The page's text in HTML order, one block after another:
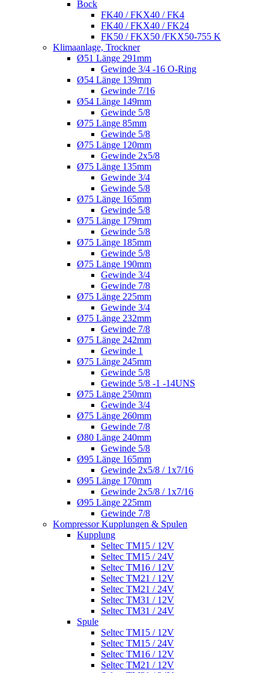
Bock
FK40 / FKX40 / FK4
FK40 / FKX40 / FK24
FK50 / FKX50 /FKX50-755 K
Klimaanlage, Trockner
Ø51 Länge 291mm
Gewinde 3/4 -16 O-Ring
Ø54 Länge 139mm
Gewinde 7/16
Ø54 Länge 149mm
Gewinde 5/8
Ø75 Länge 85mm
Gewinde 5/8
Ø75 Länge 120mm
Gewinde 2x5/8
Ø75 Länge 135mm
Gewinde 3/4
Gewinde 5/8
Ø75 Länge 165mm
Gewinde 5/8
Ø75 Länge 179mm
Gewinde 5/8
Ø75 Länge 185mm
Gewinde 5/8
Ø75 Länge 190mm
Gewinde 3/4
Gewinde 7/8
Ø75 Länge 225mm
Gewinde 3/4
Ø75 Länge 232mm
Gewinde 7/8
Ø75 Länge 242mm
Gewinde 1
Ø75 Länge 245mm
Gewinde 5/8
Gewinde 5/8 -1 -14UNS
Ø75 Länge 250mm
Gewinde 3/4
Ø75 Länge 260mm
Gewinde 7/8
Ø80 Länge 240mm
Gewinde 5/8
Ø95 Länge 165mm
Gewinde 2x5/8 / 1x7/16
Ø95 Länge 170mm
Gewinde 2x5/8 / 1x7/16
Ø95 Länge 225mm
Gewinde 7/8
Kompressor Kupplungen & Spulen
Kupplung
Seltec TM15 / 12V
Seltec TM15 / 24V
Seltec TM16 / 12V
Seltec TM21 / 12V
Seltec TM21 / 24V
Seltec TM31 / 12V
Seltec TM31 / 24V
Spule
Seltec TM15 / 12V
Seltec TM15 / 24V
Seltec TM16 / 12V
Seltec TM21 / 12V